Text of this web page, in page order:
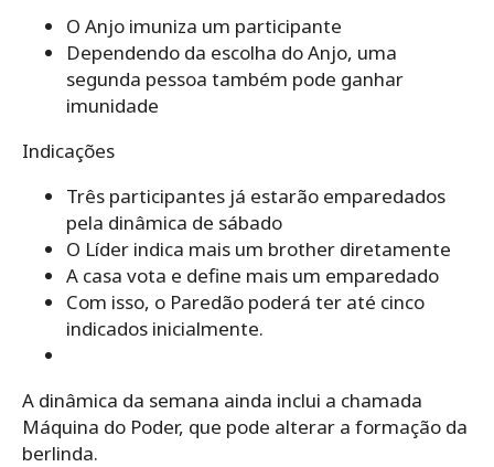
O Anjo imuniza um participante
Dependendo da escolha do Anjo, uma
segunda pessoa também pode ganhar
imunidade
Indicações
Três participantes já estarão emparedados
pela dinâmica de sábado
O Líder indica mais um brother diretamente
A casa vota e define mais um emparedado
Com isso, o Paredão poderá ter até cinco
indicados inicialmente.
A dinâmica da semana ainda inclui a chamada
Máquina do Poder, que pode alterar a formação da
berlinda.